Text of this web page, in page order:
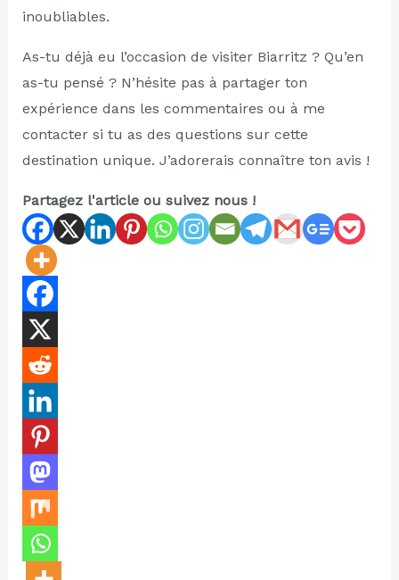
inoubliables.
As-tu déjà eu l’occasion de visiter Biarritz ? Qu’en
as-tu pensé ? N’hésite pas à partager ton
expérience dans les commentaires ou à me
contacter si tu as des questions sur cette
destination unique. J’adorerais connaître ton avis !
Partagez l'article ou suivez nous !